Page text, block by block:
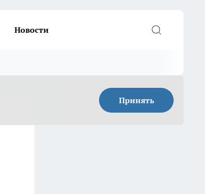
Новости
Принять